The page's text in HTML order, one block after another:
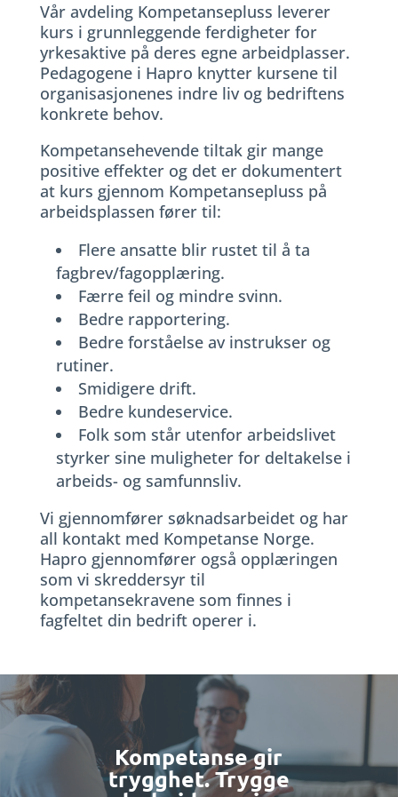
Vår avdeling Kompetansepluss leverer
kurs i grunnleggende ferdigheter for
yrkesaktive på deres egne arbeidplasser.
Pedagogene i Hapro knytter kursene til
organisasjonenes indre liv og bedriftens
konkrete behov.
Kompetansehevende tiltak gir mange
positive effekter og det er dokumentert
at kurs gjennom Kompetansepluss på
arbeidsplassen fører til:
Flere ansatte blir rustet til å ta
fagbrev/fagopplæring.
Færre feil og mindre svinn.
Bedre rapportering.
Bedre forståelse av instrukser og
rutiner.
Smidigere drift.
Bedre kundeservice.
Folk som står utenfor arbeidslivet
styrker sine muligheter for deltakelse i
arbeids- og samfunnsliv.
Vi gjennomfører søknadsarbeidet og har
all kontakt med Kompetanse Norge.
Hapro gjennomfører også opplæringen
som vi skreddersyr til
kompetansekravene som finnes i
fagfeltet din bedrift operer i.
Kompetanse gir
trygghet. Trygge